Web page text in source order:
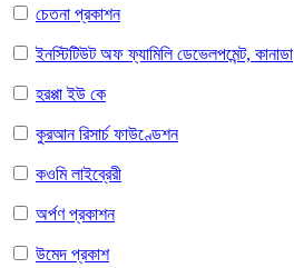
চেতনা প্রকাশন
ইনস্টিটিউট অফ ফ্যামিলি ডেভেলপমেন্ট, কানাডা
হরপ্পা ইউ কে
কুরআন রিসার্চ ফাউণ্ডেশন
কওমি লাইব্রেরী
অর্পণ প্রকাশন
উমেদ প্রকাশ